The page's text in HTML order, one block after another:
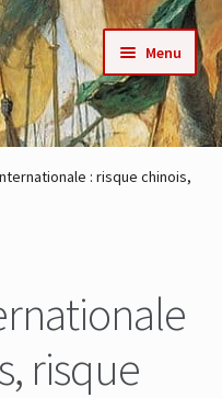
Menu
: risque chinois,
risque